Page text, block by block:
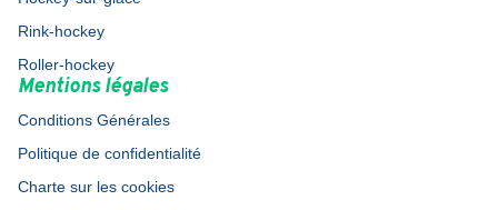
Rink-hockey
Roller-hockey
Mentions légales
Conditions Générales
Politique de confidentialité
Charte sur les cookies